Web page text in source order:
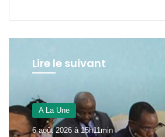
Lire le suivant
A La Une
6 août 2026 à 15h03min